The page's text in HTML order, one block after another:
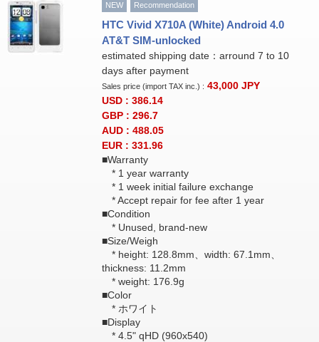
NEW Recommendation
HTC Vivid X710A (White) Android 4.0
AT&T SIM-unlocked
estimated shipping date：arround 7 to 10
days after payment
Sales price (import TAX inc.) : 43,000 JPY
USD : 386.14
GBP : 296.7
AUD : 488.05
EUR : 331.96
■Warranty
* 1 year warranty
* 1 week initial failure exchange
* Accept repair for fee after 1 year
■Condition
* Unused, brand-new
■Size/Weigh
* height: 128.8mm、width: 67.1mm、
thickness: 11.2mm
* weight: 176.9g
■Color
* ホワイト
■Display
* 4.5" qHD (960x540)